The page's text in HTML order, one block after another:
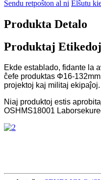
Sendu retpoŝton al ni Elŝutu
Produkta Detalo
Produktaj Etikedoj
Ekde establado, fidante la
ĉefe produktas Φ16-
projektoj kaj militaj ekipaĵoj.
Niaj produktoj estis
OSHMS18001